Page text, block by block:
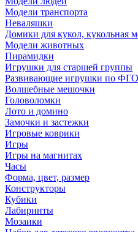
Модели транспорта
Неваляшки
Домики для кукол, кукольная
Модели животных
Пирамидки
Игрушки для старшей группы
Развивающие игрушки по
Волшебные мешочки
Головоломки
Лото и домино
Замочки и застежки
Игровые коврики
Игры
Игры на магнитах
Часы
Форма, цвет, размер
Конструкторы
Кубики
Лабиринты
Мозаики